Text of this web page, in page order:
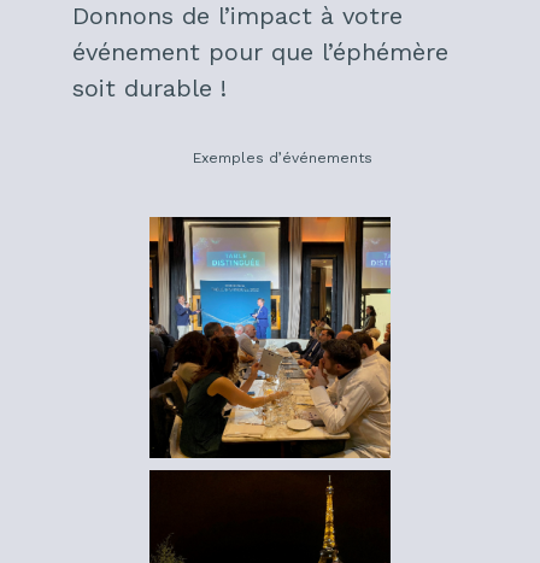
Exemples d’événements
Donnons de l’impact à votre
événement pour que l’éphémère
soit durable !